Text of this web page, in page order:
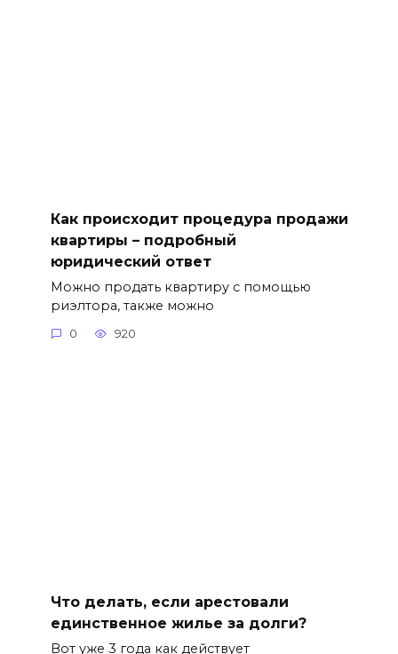
Как происходит процедура продажи
квартиры – подробный
юридический ответ
Можно продать квартиру с помощью
риэлтора, также можно
0 920
Что делать, если арестовали
единственное жилье за долги?
Вот уже 3 года как действует